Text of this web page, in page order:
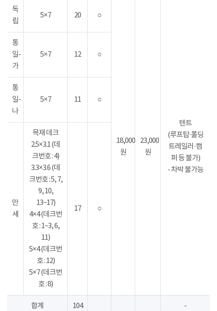
독
립
5×7 20 ○
18,000
원
23,000
원
텐트
(루프탑·폴딩
트레일러·캠
퍼 등 불가)
- 차박 불가능
통
일-
가
5×7 12 ○
통
일-
나
5×7 11 ○
만
세
목재 데크
2.5×3.1 (데
크번호 : 4)
3.3×3.6 (데
크번호 : 5, 7,
9, 10,
13~17)
4×4 (데크번
호 : 1~3, 6,
11)
5×4 (데크번
호 : 12)
5×7 (데크번
호 : 8)
17 ○
합계 104 -